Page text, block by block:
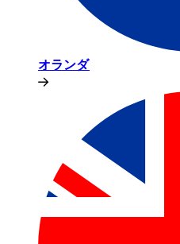
オランダ​​